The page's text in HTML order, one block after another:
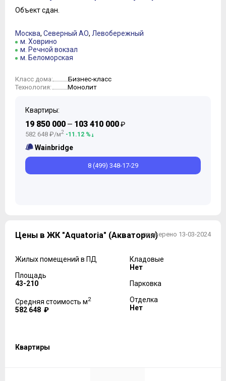
Объект сдан.
Москва, Северный АО, Левобережный
м. Ховрино
м. Речной вокзал
м. Беломорская
Класс дома: Бизнес-класс
Технология: Монолит
Квартиры:
19 850 000 — 103 410 000₽
582 648 ₽/м2 -11.12 %
Wainbridge
8 (499) 348-17-29
проверено 13-03-2024
Цены в ЖК "Aquatoria" (Акватория)
Жилых помещений в ПД
Площадь
43-210
Средняя стоимость м2
582 648 ₽
Кладовые
Нет
Парковка
Отделка
Нет
Квартиры